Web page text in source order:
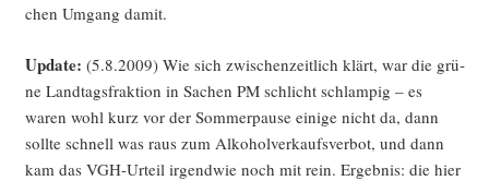
chen Umgang damit.
Update: (5.8.2009) Wie sich zwi­schen­zeit­lich klärt, war die grü­
ne Land­tags­frak­ti­on in Sachen PM schlicht schlam­pig – es
waren wohl kurz vor der Som­mer­pau­se eini­ge nicht da, dann
soll­te schnell was raus zum Alko­hol­ver­kaufs­ver­bot, und dann
kam das VGH-Urteil irgend­wie noch mit rein. Ergeb­nis: die hier